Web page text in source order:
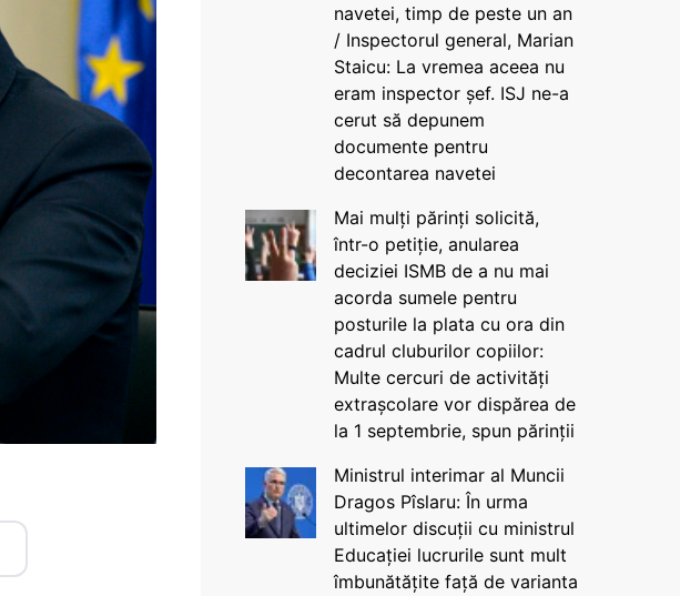
navetei, timp de peste un an
/ Inspectorul general, Marian
Staicu: La vremea aceea nu
eram inspector șef. ISJ ne-a
cerut să depunem
documente pentru
decontarea navetei
Mai mulți părinți solicită,
într-o petiție, anularea
deciziei ISMB de a nu mai
acorda sumele pentru
posturile la plata cu ora din
cadrul cluburilor copiilor:
Multe cercuri de activități
extrașcolare vor dispărea de
la 1 septembrie, spun părinții
Ministrul interimar al Muncii
Dragos Pîslaru: În urma
ultimelor discuții cu ministrul
Educației lucrurile sunt mult
îmbunătățite față de varianta